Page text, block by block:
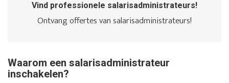
Vind professionele salarisadministrateurs!
Ontvang offertes van salarisadministrateurs!
Waarom een salarisadministrateur
inschakelen?